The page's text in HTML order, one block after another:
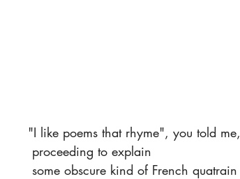
"I like poems that rhyme", you told me,
proceeding to explain
some obscure kind of French quatrain